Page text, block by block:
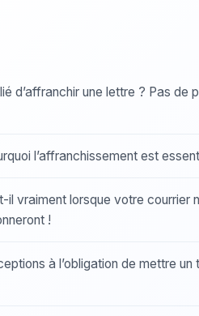
d’affranchir une lettre ? Pas de
l’affranchissement est
il vraiment lorsque votre courrier
!
à l’obligation de mettre un